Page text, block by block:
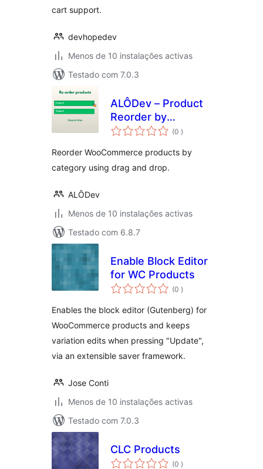
cart support.
devhopedev
Menos de 10 instalações activas
Testado com 7.0.3
ALÔDev – Product
Reorder by
Category
(0 classificações
)
Reorder WooCommerce products by
category using drag and drop.
ALÔDev
Menos de 10 instalações activas
Testado com 6.8.7
Enable Block Editor
for WC Products
(0 classificações
)
Enables the block editor (Gutenberg) for
WooCommerce products and keeps
variation edits when pressing "Update",
via an extensible saver framework.
Jose Conti
Menos de 10 instalações activas
Testado com 7.0.3
CLC Products
(0 classificações
)